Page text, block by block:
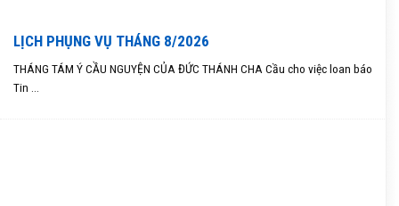
LỊCH PHỤNG VỤ THÁNG 8/2026
THÁNG TÁM Ý CẦU NGUYỆN CỦA ĐỨC THÁNH CHA Cầu cho việc loan báo
Tin ...